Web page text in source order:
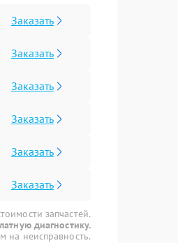
Заказать
Заказать
Заказать
Заказать
Заказать
Заказать
запчастей.
диагностику.
на неисправность.